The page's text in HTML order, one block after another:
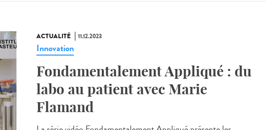
ACTUALITÉ 11.12.2023
Innovation
Fondamentalement Appliqué : du
labo au patient avec Marie
Flamand